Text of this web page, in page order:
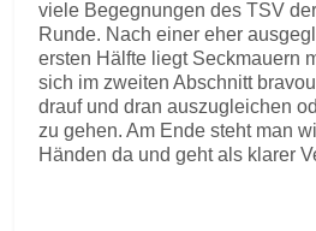
viele Begegnungen des TSV
Runde. Nach einer eher
ersten Hälfte liegt Seckmauern
sich im zweiten Abschnitt
drauf und dran auszugleichen
zu gehen. Am Ende steht man
Händen da und geht als klarer